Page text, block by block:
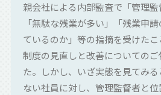
親会社による内部監査で「管理監
「無駄な残業が多い」「残業申
ているのか」等の指摘を受けた
制度の見直しと改善についての
た。しかし、いざ実態を見てみ
ない社員に対し、管理監督者と